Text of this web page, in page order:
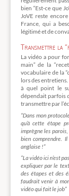
bien “Est-ce que
JoVE reste
France, qui a
légitimé et de
Transmettre la
La vidéo a pour
main” de la
vocabulaire de la
lors des
à quel point le
dépendait parfois
transmettre par
“Dans mon
qu’à cette étape
imprègne les
bien comprendre.
anglaise !”
“La vidéo ici n’est
expliquer par le
des étapes et des
faudrait venir à
vidéo qui fait le job”